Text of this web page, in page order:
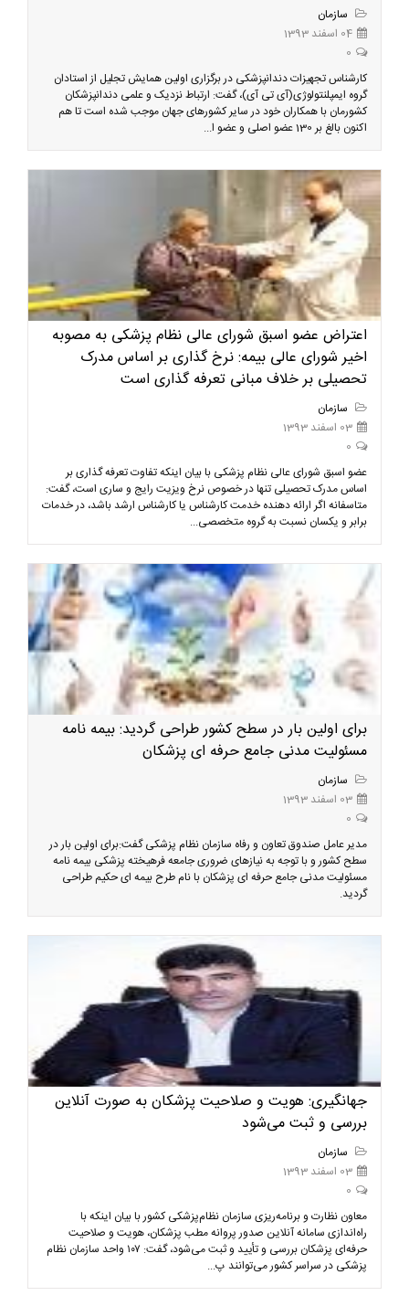
سازمان
04 اسفند 1393
0
کارشناس تجهیزات دندانپزشکی در برگزاری اولین همایش تجلیل از استادان
گروه ایمپلنتولوژی(آی تی آی)، گفت: ارتباط نزدیک و علمی دندانپزشکان
کشورمان با همکاران خود در سایر کشورهای جهان موجب شده است تا هم
اکنون بالغ بر 130 عضو اصلی و عضو ا...
اعتراض عضو اسبق شورای عالی نظام پزشکی به مصوبه
اخیر شورای عالی بیمه: نرخ گذاری بر اساس مدرک
تحصیلی بر خلاف مبانی تعرفه گذاری است
سازمان
03 اسفند 1393
0
عضو اسبق شورای عالی نظام پزشکی با بیان اینکه تفاوت تعرفه گذاری بر
اساس مدرک تحصیلی تنها در خصوص نرخ ویزیت رایج و ساری است، گفت:
متاسفانه اگر ارائه دهنده خدمت کارشناس یا کارشناس ارشد باشد، در خدمات
برابر و یکسان نسبت به گروه متخصصی...
برای اولین بار در سطح کشور طراحی گردید: بیمه نامه
مسئولیت مدنی جامع حرفه ای پزشکان
سازمان
03 اسفند 1393
0
مدیر عامل صندوق تعاون و رفاه سازمان نظام پزشکی گفت:برای اولین بار در
سطح کشور و با توجه به نیازهای ضروری جامعه فرهیخته پزشکی بیمه نامه
مسئولیت مدنی جامع حرفه ای پزشکان با نام طرح بیمه ای حکیم طراحی
گردید.
جهانگیری: هویت و صلاحیت پزشکان به صورت آنلاین
بررسی و ثبت می‌شود
سازمان
03 اسفند 1393
0
معاون نظارت و برنامه‌ریزی سازمان نظام‌پزشکی کشور با بیان اینکه با
راه‌اندازی سامانه آنلاین صدور پروانه مطب پزشکان، هویت و صلاحیت
حرفه‌ای پزشکان بررسی و تأیید و ثبت می‌شود، گفت: ۱۰۷ واحد سازمان نظام‌
پزشکی در سراسر کشور می‌توانند پ...